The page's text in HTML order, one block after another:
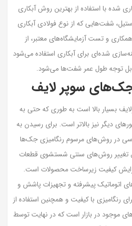
شده با استفاده از بهترین روش آبکاری
شفت‌هایی که از نوع فولادی آبکاری
و تست آزمایشگاه‌های معتبر، از
شده‌ای برای آبکاری استفاده می‌شود
توجه طول عمر شفت‌ها می‌شود.
سوپر لایف
بسیار بالا است به طوری که حتی به
دیگر نیز بالاتر است. برای رسیدن به
در روش‌های مرسوم رنگامیزی جک‌ها
تغییر روش‌های سنتی شستشوی قطعات
کیفیت زیرساخت محصولات است.
اتوماتیک پیشرفته و تجهیزات پاشش و
رنگامیزی با کیفیت و همچنین استفاده از
موجود در بازار است که در نهایت توسط